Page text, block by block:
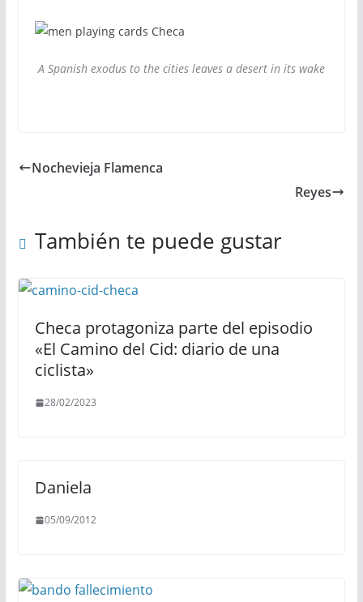
A Spanish exodus to the cities leaves a desert in its wake
Nochevieja Flamenca
Reyes
También te puede gustar
Checa protagoniza parte del episodio
«El Camino del Cid: diario de una
ciclista»
28/02/2023
Daniela
05/09/2012